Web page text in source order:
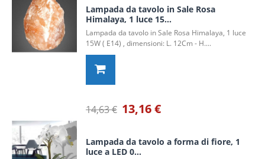
Lampada da tavolo in Sale Rosa
Himalaya, 1 luce 15...
Lampada da tavolo in Sale Rosa Himalaya, 1 luce
15W ( E14) , dimensioni: L. 12Cm - H....
14,63 € 13,16 €
Lampada da tavolo a forma di fiore, 1
luce a LED 0...